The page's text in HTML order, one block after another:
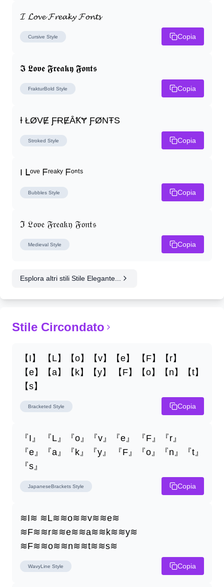
𝓘 𝓛𝓸𝓿𝓮 𝓕𝓻𝓮𝓪𝓴𝔂 𝓕𝓸𝓷𝓽𝓼
Cursive Style Copia
𝕴 𝕷𝖔𝖛𝖊 𝕱𝖗𝖊𝖆𝖐𝖞 𝕱𝖔𝖓𝖙𝖘
FrakturBold Style Copia
Ɨ ŁØVɆ ƑɌɆȂꝀɎ ƑØNŦS
Stroked Style Copia
I ᒪᵒᵛᵉ ᖴʳᵉᵃᵏʸ ᖴᵒⁿᵗˢ
Bubbles Style Copia
ℑ 𝔏𝔬𝔳𝔢 𝔉𝔯𝔢𝔞𝔨𝔶 𝔉𝔬𝔫𝔱𝔰
Medieval Style Copia
Esplora altri stili Stile Elegante...
Stile Circondato
【I】 【L】【o】【v】【e】 【F】【r】
【e】【a】【k】【y】 【F】【o】【n】【t】
【s】
Bracketed Style Copia
『I』 『L』『o』『v』『e』 『F』『r』
『e』『a』『k』『y』 『F』『o』『n』『t』
『s』
JapaneseBrackets Style Copia
≋I≋ ≋L≋≋o≋≋v≋≋e≋
≋F≋≋r≋≋e≋≋a≋≋k≋≋y≋
≋F≋≋o≋≋n≋≋t≋≋s≋
WavyLine Style Copia